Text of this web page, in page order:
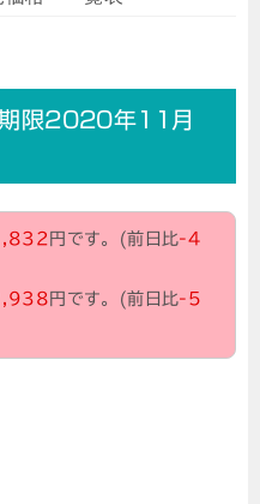
限2020年11月
円です。(前日比-4
円です。(前日比-5